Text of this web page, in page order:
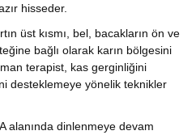
hisseder.
üst kısmı, bel, bacakların ön ve
bağlı olarak karın bölgesini
terapist, kas gerginliğini
desteklemeye yönelik teknikler
alanında dinlenmeye devam